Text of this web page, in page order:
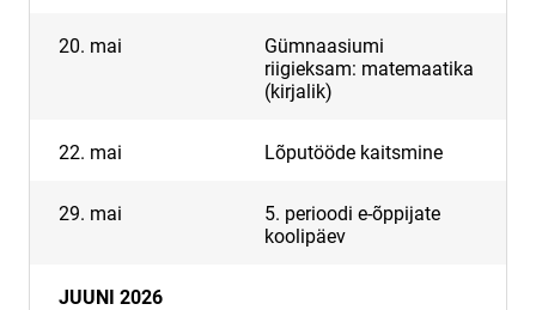
20. mai
Gümnaasiumi
riigieksam: matemaatika
(kirjalik)
22. mai Lõputööde kaitsmine
29. mai
5. perioodi e-õppijate
koolipäev
JUUNI 2026